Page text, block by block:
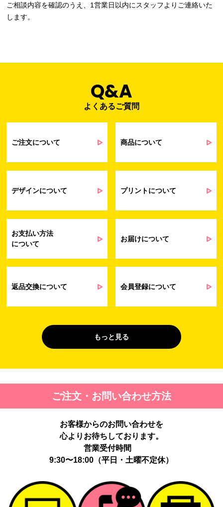
３. 個人情報（保有個人データを含む）の利用目的
個人情報の利用目的
受発注業務
会員管理業務
（開示対象個人情
当社通信販売における受発注業務のため
事業活動における満足度、要望等に関す
るアンケート等の収集・分析・統計のため
せ業務に関するお取引先様との業務連絡や
弊社製品やサービスに関する情報、また
は営業およびマーケティング活動（セミナ
にお知らせするため
問い合わせへの対応のため
（開示対象個人情
お客様の作品紹介を通した販促活動のた
４. 個人情報を第三者に提供することが予定される場合の事項
第三者に提供する目的：パーソナライズ広告配信および効果測定・
動履歴、IP、ブラウザ・端末情報、（同意時）メールアドレス等の
よる安全な電送、又は管理コンソールからの連携。
提供先：広告配信事業者（例：Google LLC等）。
個人情報の取り扱いに関する契約：提供先と個人情報取扱い契約
（目的外利用禁止、再提供制限、安全管理措置等）を締結していま
お客様の個人情報は、以下掲げる場合以外に、事前にご本人の同意
無く第三者に提供することはありません。
ご相談内容を確認のうえ、1営業日以内にスタッフよりご連絡いた
します。
Q&A
よくあるご質問
ご注文について 商品について
デザインについて プリントについて
お支払い方法
について
お届けについて
返品交換について 会員登録について
もっと見る
ご注文・お問い合わせ方法
お客様からのお問い合わせを
心よりお待ちしております。
営業受付時間
9:30〜18:00（平日・土曜不定休）